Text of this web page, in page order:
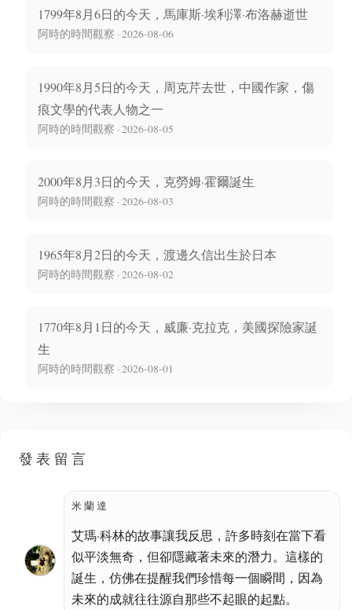
1799年8月6日的今天，馬庫斯·埃利澤·布洛赫逝世
阿時的時間觀察 · 2026-08-06
1990年8月5日的今天，周克芹去世，中國作家，傷
痕文學的代表人物之一
阿時的時間觀察 · 2026-08-05
2000年8月3日的今天，克勞姆·霍爾誕生
阿時的時間觀察 · 2026-08-03
1965年8月2日的今天，渡邊久信出生於日本
阿時的時間觀察 · 2026-08-02
1770年8月1日的今天，威廉·克拉克，美國探險家誕
生
阿時的時間觀察 · 2026-08-01
發表留言
米蘭達
艾瑪·科林的故事讓我反思，許多時刻在當下看
似平淡無奇，但卻隱藏著未來的潛力。這樣的
誕生，仿佛在提醒我們珍惜每一個瞬間，因為
未來的成就往往源自那些不起眼的起點。